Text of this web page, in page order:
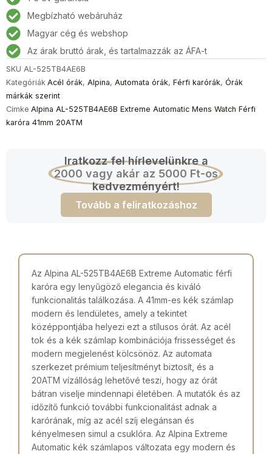
41mm
20ATM
mennyiség
Megbízható webáruház
Magyar cég és webshop
Az árak bruttó árak, és tartalmazzák az ÁFA-t
SKU AL-525TB4AE6B
Kategóriák Acél órák, Alpina, Automata órák, Férfi karórák, Órák
márkák szerint
Címke Alpina AL-525TB4AE6B Extreme Automatic Mens Watch Férfi
karóra 41mm 20ATM
Iratkozz fel hírlevelünkre a
2000 vagy akár az 5000 Ft-os
kedvezményért!
Tovább a feliratkozáshoz
Az Alpina AL-525TB4AE6B Extreme Automatic férfi
karóra egy lenyűgöző elegancia és kiváló
funkcionalitás találkozása. A 41mm-es kék számlap
modern és lendületes, amely a tekintet
középpontjába helyezi ezt a stílusos órát. Az acél
tok és a kék számlap kombinációja frissességet és
modern megjelenést kölcsönöz. Az automata
szerkezet prémium teljesítményt biztosít, és a
20ATM vízállóság lehetővé teszi, hogy az órát
bátran viselje mindennapi életében. A mutatók és az
időzítő funkció további funkcionalitást adnak a
karórának, míg az acél szíj elegánsan és
kényelmesen simul a csuklóra. Az Alpina Extreme
Automatic kék számlapos változata egy modern és